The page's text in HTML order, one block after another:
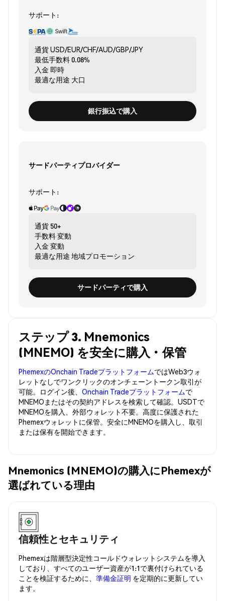
サポート:
通貨USD/EUR/CHF/AUD/GBP/JPY
最低手数料0.08%
入金 即時
最適な用途 大口
銀行振込で購入
サードパーティプロバイダー
サポート:
通貨 50+
手数料変動
入金 変動
最適な用途 地域プロモーション
サードパーティで購入
ステップ 3. Mnemonics
(MNEMO) を安全に購入・保管
PhemexのOnchain TradeプラットフォームではWeb3ウォ
レットなしでワンクリックのオンチェーントークン取引が
可能。ログイン後、 Onchain Tradeプラットフォームで
MNEMOまたはその契約アドレスを検索して確認。USDTで
MNEMOを購入、外部ウォレット不要。高度に保護された
Phemexウォレットに保管。安全にMNEMOを購入し、取引
または保有を開始できます。
Mnemonics (MNEMO)の購入にPhemexが
選ばれている理由
信頼性とセキュリティ
Phemexは階層型決定性コールドウォレットシステムを導入
しており、すべてのユーザー資産が1:1で裏付けられている
ことを検証するために、 準備金証明 を定期的に更新してい
ます。